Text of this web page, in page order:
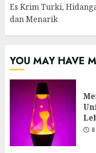
Es Krim Turki,
dan Menarik
YOU MAY HAVE